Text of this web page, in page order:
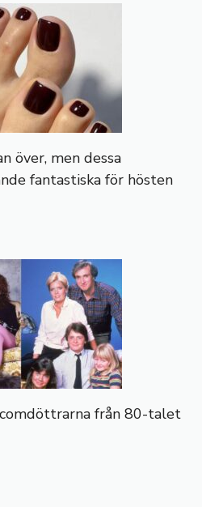
över, men dessa
fantastiska för hösten
från 80-talet